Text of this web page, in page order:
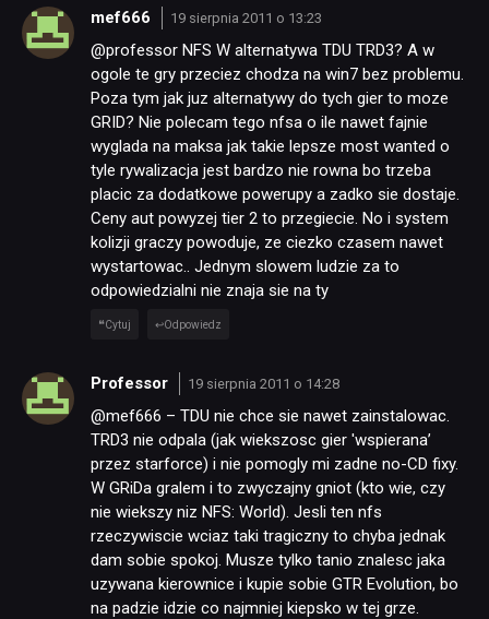
mef666 19 sierpnia 2011 o 13:23
@professor NFS W alternatywa TDU TRD3? A w
ogole te gry przeciez chodza na win7 bez problemu.
Poza tym jak juz alternatywy do tych gier to moze
GRID? Nie polecam tego nfsa o ile nawet fajnie
wyglada na maksa jak takie lepsze most wanted o
tyle rywalizacja jest bardzo nie rowna bo trzeba
placic za dodatkowe powerupy a zadko sie dostaje.
Ceny aut powyzej tier 2 to przegiecie. No i system
kolizji graczy powoduje, ze ciezko czasem nawet
wystartowac.. Jednym slowem ludzie za to
odpowiedzialni nie znaja sie na ty
Cytuj Odpowiedz
Professor 19 sierpnia 2011 o 14:28
@mef666 – TDU nie chce sie nawet zainstalowac.
TRD3 nie odpala (jak wiekszosc gier 'wspierana’
przez starforce) i nie pomogly mi zadne no-CD fixy.
W GRiDa gralem i to zwyczajny gniot (kto wie, czy
nie wiekszy niz NFS: World). Jesli ten nfs
rzeczywiscie wciaz taki tragiczny to chyba jednak
dam sobie spokoj. Musze tylko tanio znalesc jaka
uzywana kierownice i kupie sobie GTR Evolution, bo
na padzie idzie co najmniej kiepsko w tej grze.